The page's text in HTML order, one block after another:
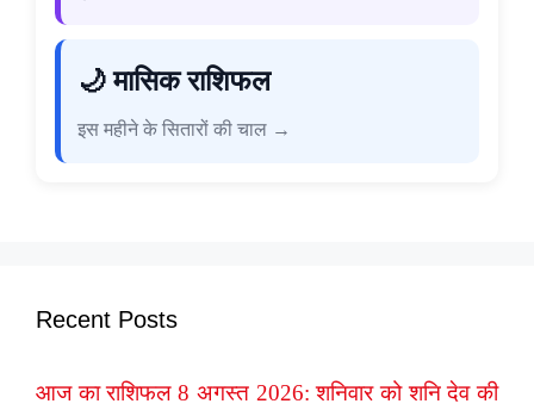
🌙 मासिक राशिफल
इस महीने के सितारों की चाल →
Recent Posts
आज का राशिफल 8 अगस्त 2026: शनिवार को शनि देव की